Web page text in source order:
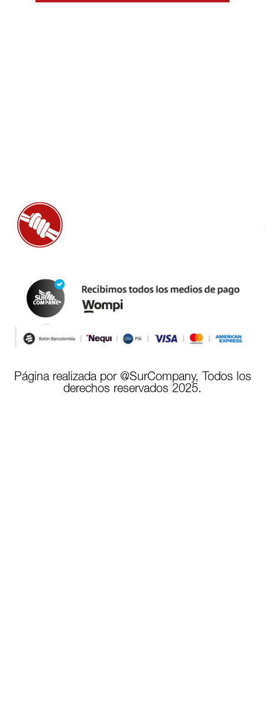
Página realizada por @SurCompany, Todos los
derechos reservados 2025.